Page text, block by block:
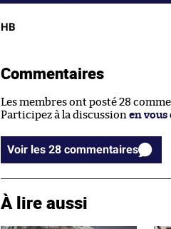
HB
Commentaires
Les membres ont posté 28
Participez à la discussion en
Voir les 28 commentaires
À lire aussi